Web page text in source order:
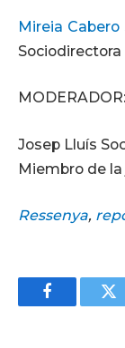
Mireia Cabero
MODERADOR:
Josep Lluís
Miembro de la
Ressenya,
Facebook